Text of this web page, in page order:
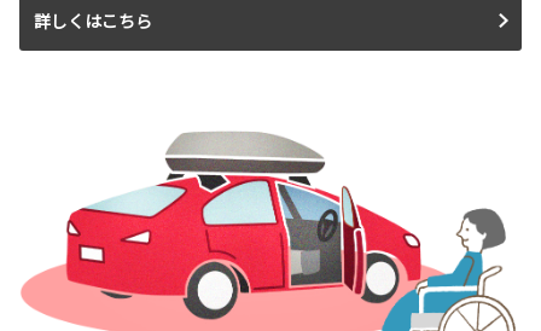
詳しくはこちら